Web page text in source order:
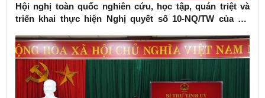
Hội nghị toàn quốc nghiên cứu, học tập, quán triệt và
triển khai thực hiện Nghị quyết số 10-NQ/TW của Bộ